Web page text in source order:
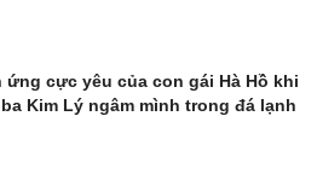
ứng cực yêu của con gái Hà Hồ khi
Kim Lý ngâm mình trong đá lạnh